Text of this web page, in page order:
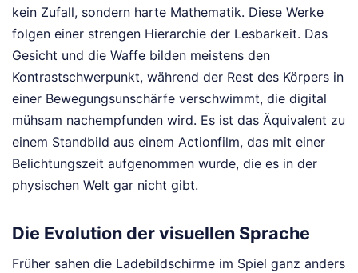
kein Zufall, sondern harte Mathematik. Diese Werke
folgen einer strengen Hierarchie der Lesbarkeit. Das
Gesicht und die Waffe bilden meistens den
Kontrastschwerpunkt, während der Rest des Körpers in
einer Bewegungsunschärfe verschwimmt, die digital
mühsam nachempfunden wird. Es ist das Äquivalent zu
einem Standbild aus einem Actionfilm, das mit einer
Belichtungszeit aufgenommen wurde, die es in der
physischen Welt gar nicht gibt.
Die Evolution der visuellen Sprache
Früher sahen die Ladebildschirme im Spiel ganz anders